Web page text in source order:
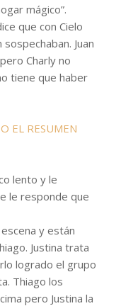
mágico”.
que con Cielo
Juan
Charly no
tiene que haber
EL RESUMEN
lento y le
le responde que
y están
Justina trata
logrado el grupo
Thiago los
pero Justina la